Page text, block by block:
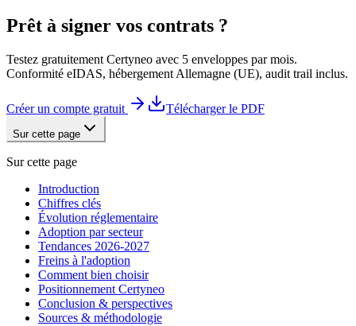
Prêt à signer vos contrats ?
Testez gratuitement Certyneo avec 5 enveloppes par mois.
Conformité eIDAS, hébergement Allemagne (UE), audit trail inclus.
Créer un compte gratuit Télécharger le PDF
Sur cette page
Sur cette page
Introduction
Chiffres clés
Évolution réglementaire
Adoption par secteur
Tendances 2026-2027
Freins à l'adoption
Comment bien choisir
Positionnement Certyneo
Conclusion & perspectives
Sources & méthodologie